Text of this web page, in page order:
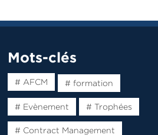
Mots-clés
# AFCM # formation
# Evènement # Trophées
# Contract Management